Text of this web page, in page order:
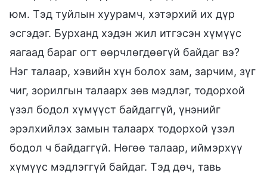
юм. Тэд туйлын хуурамч, хэтэрхий их дүр
эсгэдэг. Бурханд хэдэн жил итгэсэн хүмүүс
яагаад бараг огт өөрчлөгдөөгүй байдаг вэ?
Нэг талаар, хэвийн хүн болох зам, зарчим, зүг
чиг, зорилгын талаарх зөв мэдлэг, тодорхой
үзэл бодол хүмүүст байдаггүй, үнэнийг
эрэлхийлэх замын талаарх тодорхой үзэл
бодол ч байдаггүй. Нөгөө талаар, иймэрхүү
хүмүүс мэдлэггүй байдаг. Тэд дөч, тавь